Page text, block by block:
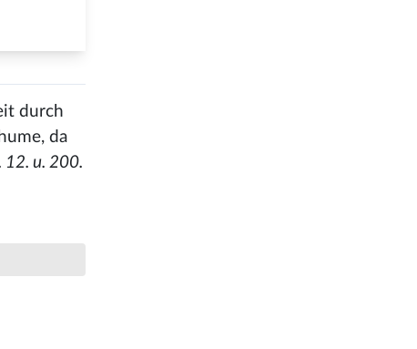
durch
da
12. u. 200.